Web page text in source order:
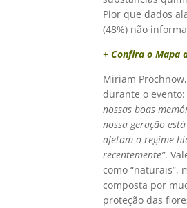
Pior que dados
(48%) não
+ Confira o Mapa
Miriam
durante o evento:
nossas boas
nossa geração
afetam o regime
recentemente”.
como “naturais”,
composta por
proteção das